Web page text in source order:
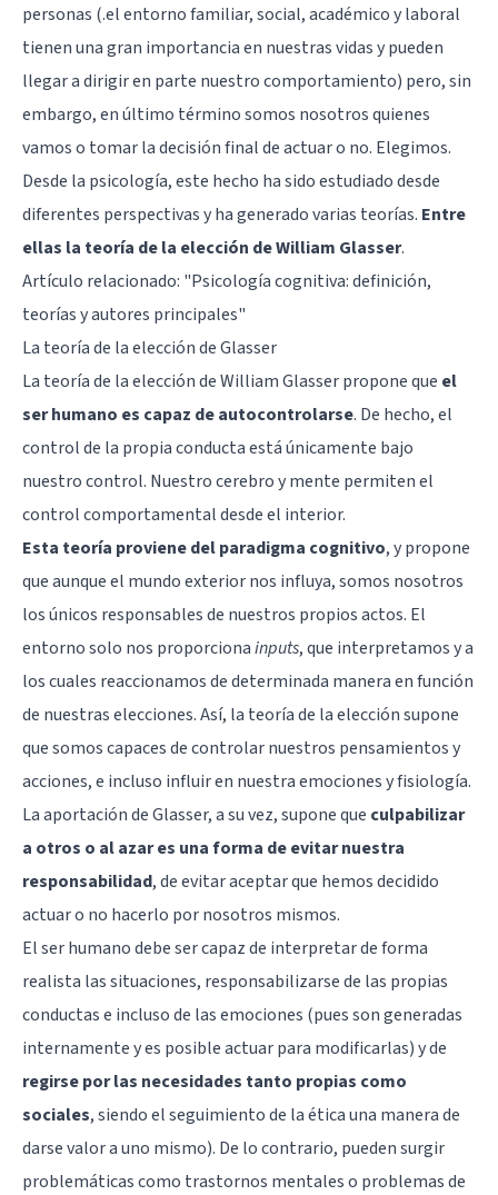
personas (.el entorno familiar, social, académico y laboral
tienen una gran importancia en nuestras vidas y pueden
llegar a dirigir en parte nuestro comportamiento) pero, sin
embargo, en último término somos nosotros quienes
vamos o tomar la decisión final de actuar o no. Elegimos.
Desde la psicología, este hecho ha sido estudiado desde
diferentes perspectivas y ha generado varias teorías. Entre
ellas la teoría de la elección de William Glasser.
Artículo relacionado: "Psicología cognitiva: definición,
teorías y autores principales"
La teoría de la elección de Glasser
La teoría de la elección de William Glasser propone que el
ser humano es capaz de autocontrolarse. De hecho, el
control de la propia conducta está únicamente bajo
nuestro control. Nuestro cerebro y mente permiten el
control comportamental desde el interior.
Esta teoría proviene del paradigma cognitivo, y propone
que aunque el mundo exterior nos influya, somos nosotros
los únicos responsables de nuestros propios actos. El
entorno solo nos proporcionainputs, que interpretamos y a
los cuales reaccionamos de determinada manera en función
de nuestras elecciones. Así, la teoría de la elección supone
que somos capaces de controlar nuestros pensamientos y
acciones, e incluso influir en nuestra emociones y fisiología.
La aportación de Glasser, a su vez, supone que culpabilizar
a otros o al azar es una forma de evitar nuestra
responsabilidad, de evitar aceptar que hemos decidido
actuar o no hacerlo por nosotros mismos.
El ser humano debe ser capaz de interpretar de forma
realista las situaciones, responsabilizarse de las propias
conductas e incluso de las emociones (pues son generadas
internamente y es posible actuar para modificarlas) y de
regirse por las necesidades tanto propias como
sociales, siendo el seguimiento de la ética una manera de
darse valor a uno mismo). De lo contrario, pueden surgir
problemáticas como trastornos mentales o problemas de